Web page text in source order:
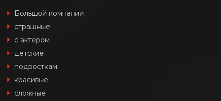
Большой компании
страшные
с актером
детские
подросткам
красивые
сложные